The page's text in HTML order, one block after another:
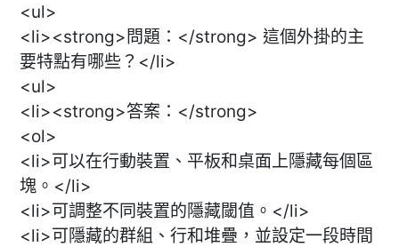
<ul>
<li><strong>問題：</strong> 這個外掛的主
要特點有哪些？</li>
<ul>
<li><strong>答案：</strong>
<ol>
<li>可以在行動裝置、平板和桌面上隱藏每個區
塊。</li>
<li>可調整不同裝置的隱藏閾值。</li>
<li>可隱藏的群組、行和堆疊，並設定一段時間